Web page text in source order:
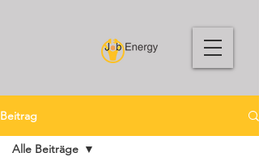
Beitrag
Alle Beiträge